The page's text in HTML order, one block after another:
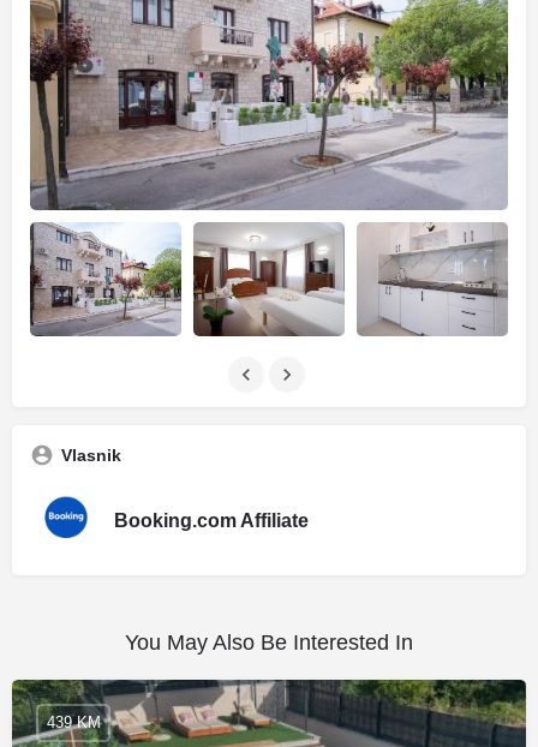
Vlasnik
Booking.com Affiliate
You May Also Be Interested In
439 KM